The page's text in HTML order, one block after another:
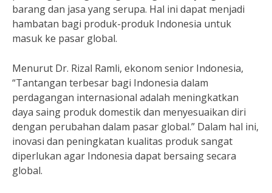
barang dan jasa yang serupa. Hal ini dapat menjadi
hambatan bagi produk-produk Indonesia untuk
masuk ke pasar global.
Menurut Dr. Rizal Ramli, ekonom senior Indonesia,
“Tantangan terbesar bagi Indonesia dalam
perdagangan internasional adalah meningkatkan
daya saing produk domestik dan menyesuaikan diri
dengan perubahan dalam pasar global.” Dalam hal ini,
inovasi dan peningkatan kualitas produk sangat
diperlukan agar Indonesia dapat bersaing secara
global.